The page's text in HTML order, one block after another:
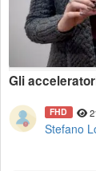
Gli
FHD
Stefano